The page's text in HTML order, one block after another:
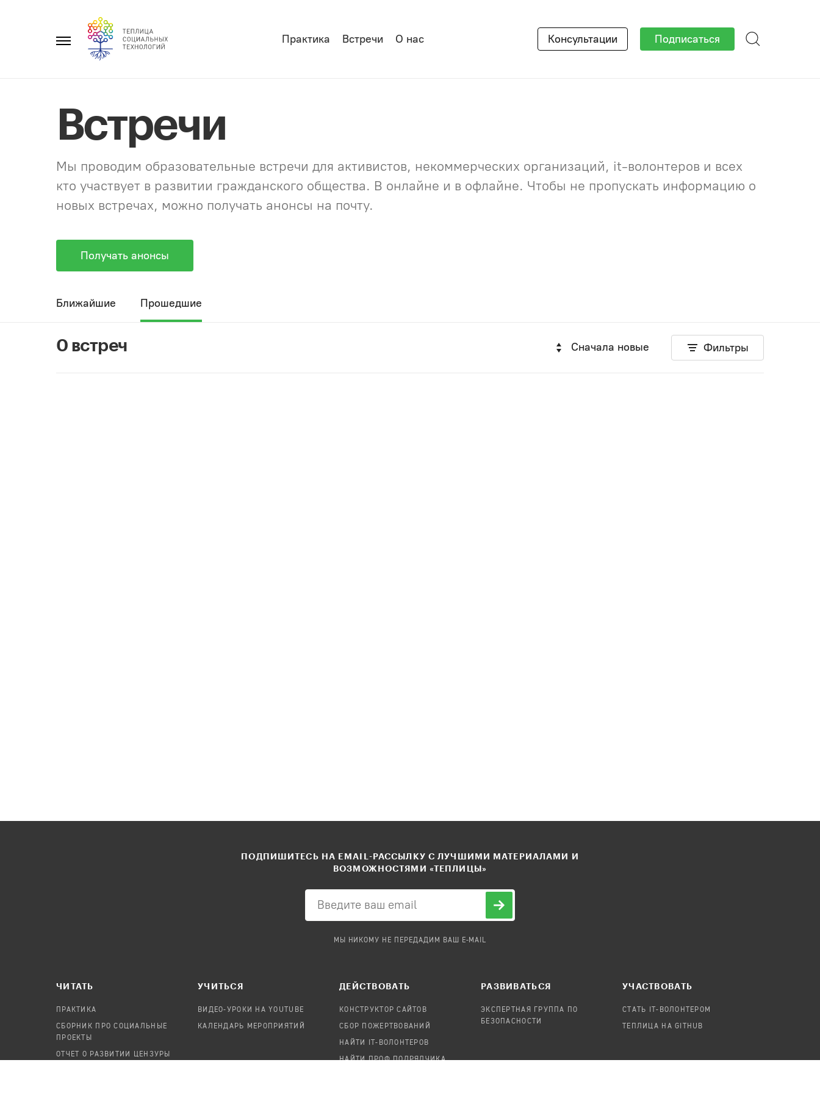
Главное
Практика Встречи О нас Консультации Подписаться
Встречи
Мы проводим образовательные встречи для активистов, некоммерческих организаций, it-волонтеров и всех
кто участвует в развитии гражданского общества. В онлайне и в офлайне. Чтобы не пропускать информацию о
новых встречах, можно получать анонсы на почту.
Получать анонсы
Ближайшие Прошедшие
0 встреч Сначала новые Фильтры
ПОДПИШИТЕСЬ НА EMAIL-РАССЫЛКУ С ЛУЧШИМИ МАТЕРИАЛАМИ И
ВОЗМОЖНОСТЯМИ «ТЕПЛИЦЫ»
МЫ НИКОМУ НЕ ПЕРЕДАДИМ ВАШ E-MAIL
ЧИТАТЬ
ПРАКТИКА
СБОРНИК ПРО СОЦИАЛЬНЫЕ
ПРОЕКТЫ
ОТЧЕТ О РАЗВИТИИ ЦЕНЗУРЫ
УЧИТЬСЯ
ВИДЕО-УРОКИ НА YOUTUBE
КАЛЕНДАРЬ МЕРОПРИЯТИЙ
ДЕЙСТВОВАТЬ
КОНСТРУКТОР САЙТОВ
СБОР ПОЖЕРТВОВАНИЙ
НАЙТИ IT-ВОЛОНТЕРОВ
НАЙТИ ПРОФ.ПОДРЯДЧИКА
РАЗВИВАТЬСЯ
ЭКСПЕРТНАЯ ГРУППА ПО
БЕЗОПАСНОСТИ
УЧАСТВОВАТЬ
СТАТЬ IT-ВОЛОНТЕРОМ
ТЕПЛИЦА НА GITHUB